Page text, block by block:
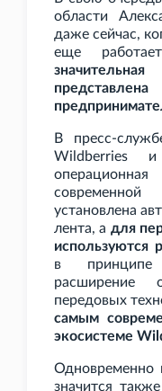
области
даже сейчас,
еще
В пресс-
Wildberries
установлена
лента, а для
используются
в принципе
расширение
передовых
самым
экосистеме
Одновременно
значится также